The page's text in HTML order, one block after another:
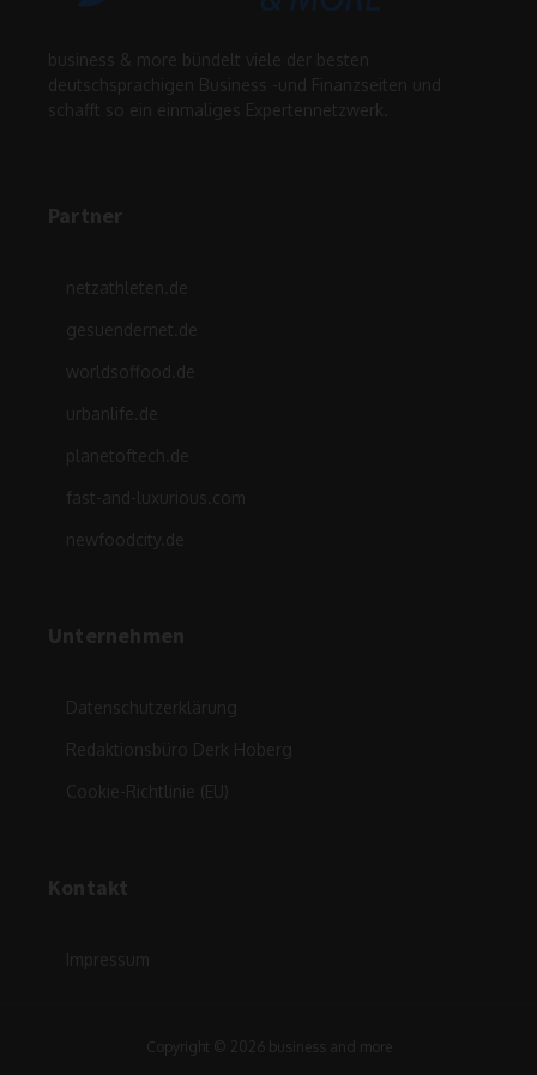
business & more bündelt viele der besten
deutschsprachigen Business -und Finanzseiten und
schafft so ein einmaliges Expertennetzwerk.
Partner
netzathleten.de
gesuendernet.de
worldsoffood.de
urbanlife.de
planetoftech.de
fast-and-luxurious.com
newfoodcity.de
Unternehmen
Datenschutzerklärung
Redaktionsbüro Derk Hoberg
Cookie-Richtlinie (EU)
Kontakt
Impressum
Copyright © 2026 business and more